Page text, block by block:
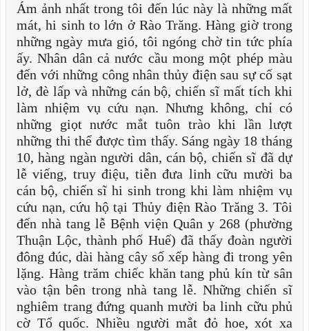
Ám ảnh nhất trong tôi đến lúc này là những mất
mát, hi sinh to lớn ở Rào Trăng. Hàng giờ trong
những ngày mưa gió, tôi ngóng chờ tin tức phía
ấy. Nhân dân cả nước cầu mong một phép màu
đến với những công nhân thủy điện sau sự cố sạt
lở, đè lấp và những cán bộ, chiến sĩ mất tích khi
làm nhiệm vụ cứu nạn. Nhưng không, chỉ có
những giọt nước mắt tuôn trào khi lần lượt
những thi thể được tìm thấy. Sáng ngày 18 tháng
10, hàng ngàn người dân, cán bộ, chiến sĩ đã dự
lễ viếng, truy điệu, tiễn đưa linh cữu mười ba
cán bộ, chiến sĩ hi sinh trong khi làm nhiệm vụ
cứu nạn, cứu hộ tại Thủy điện Rào Trăng 3. Tôi
đến nhà tang lễ Bệnh viện Quân y 268 (phường
Thuận Lộc, thành phố Huế) đã thấy đoàn người
đông đúc, dài hàng cây số xếp hàng đi trong yên
lặng. Hàng trăm chiếc khăn tang phủ kín từ sân
vào tận bên trong nhà tang lễ. Những chiến sĩ
nghiêm trang đứng quanh mười ba linh cữu phủ
cờ Tổ quốc. Nhiều người mắt đỏ hoe, xót xa